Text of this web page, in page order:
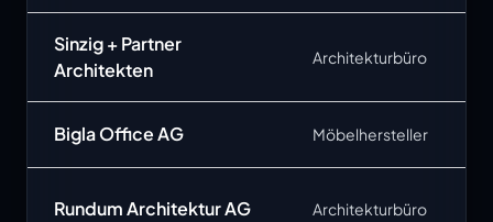
Sinzig + Partner
Architekten
Architekturbüro
Bigla Office AG Möbelhersteller
Rundum Architektur AG Architekturbüro